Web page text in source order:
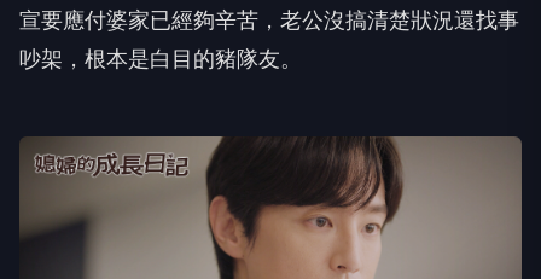
宣要應付婆家已經夠辛苦，老公沒搞清楚狀況還找事
吵架， 根本是白目的豬隊友。